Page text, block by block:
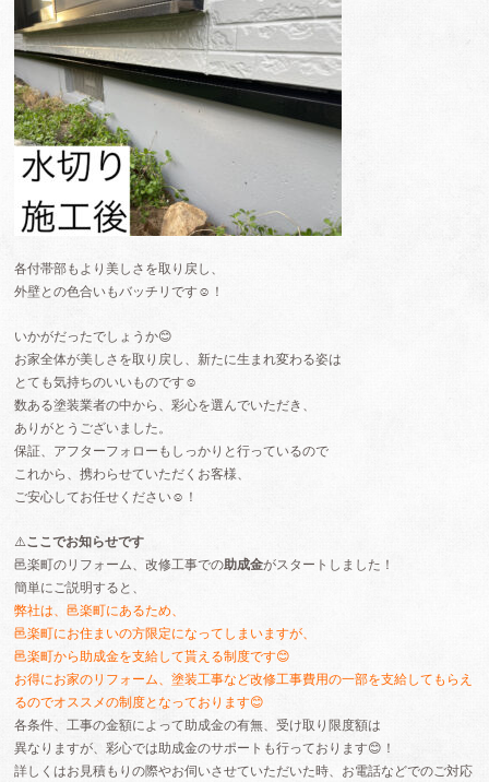
各付帯部もより美しさを取り戻し、
外壁との色合いもバッチリです☺️！
いかがだったでしょうか😊
お家全体が美しさを取り戻し、新たに生まれ変わる姿は
とても気持ちのいいものです☺️
数ある塗装業者の中から、彩心を選んでいただき、
ありがとうございました。
保証、アフターフォローもしっかりと行っているので
これから、携わらせていただくお客様、
ご安心してお任せください☺️！
⚠️ここでお知らせです
邑楽町のリフォーム、改修工事での助成金がスタートしました！
簡単にご説明すると、
弊社は、邑楽町にあるため、
邑楽町にお住まいの方限定になってしまいますが、
邑楽町から助成金を支給して貰える制度です😊
お得にお家のリフォーム、塗装工事など改修工事費用の一部を支給してもらえ
るのでオススメの制度となっております😊
各条件、工事の金額によって助成金の有無、受け取り限度額は
異なりますが、彩心では助成金のサポートも行っております😊！
詳しくはお見積もりの際やお伺いさせていただいた時、お電話などでのご対応